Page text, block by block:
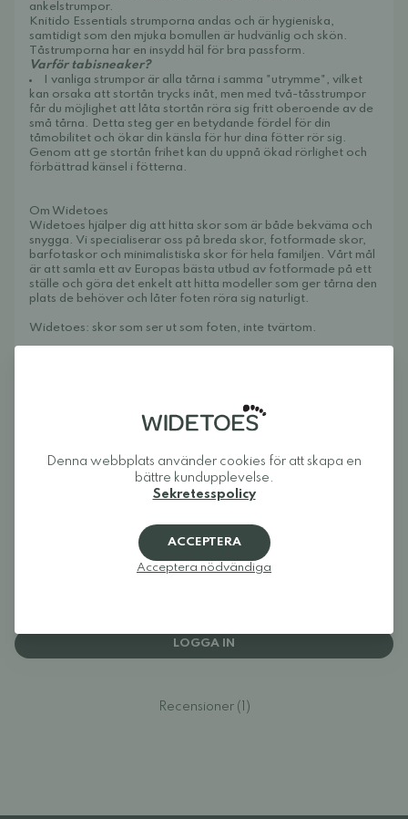
ankelstrumpor.
Knitido Essentials strumporna andas och är hygieniska,
samtidigt som den mjuka bomullen är hudvänlig och skön.
Tåstrumporna har en insydd häl för bra passform.
Varför tabisneaker?
I vanliga strumpor är alla tårna i samma "utrymme", vilket
kan orsaka att stortån trycks inåt, men med två-tåsstrumpor
får du möjlighet att låta stortån röra sig fritt oberoende av de
små tårna. Detta steg ger en betydande fördel för din
tåmobilitet och ökar din känsla för hur dina fötter rör sig.
Genom att ge stortån frihet kan du uppnå ökad rörlighet och
förbättrad känsel i fötterna.
Om Widetoes
Widetoes hjälper dig att hitta skor som är både bekväma och
snygga. Vi specialiserar oss på breda skor, fotformade skor,
barfotaskor och minimalistiska skor för hela familjen. Vårt mål
är att samla ett av Europas bästa utbud av fotformade på ett
ställe och göra det enkelt att hitta modeller som ger tårna den
plats de behöver och låter foten röra sig naturligt.
Widetoes: skor som ser ut som foten, inte tvärtom.
LOGGA IN
Recensioner (1)
Denna webbplats använder cookies för att skapa en
bättre kundupplevelse.
Sekretesspolicy
ACCEPTERA
Acceptera nödvändiga